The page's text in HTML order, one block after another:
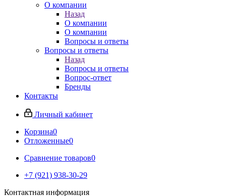
О компании
Назад
О компании
О компании
Вопросы и ответы
Вопросы и ответы
Назад
Вопросы и ответы
Вопрос-ответ
Бренды
Контакты
Личный кабинет
Корзина0
Отложенные0
Сравнение товаров0
+7 (921) 938-30-29
Контактная информация